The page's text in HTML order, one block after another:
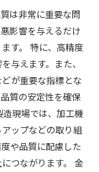
は非常に重要な問
影響を与えるだけ
す。 特に、高精度
与えます。また、
が重要な指標とな
質の安定性を確保
造現場では、加工機
ップなどの取り組
や品質に配慮した
つながります。 金